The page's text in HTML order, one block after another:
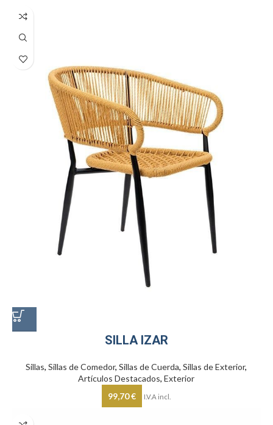
SILLA IZAR
Sillas,Sillas de Comedor,Sillas de Cuerda,Sillas de Exterior,
Artículos Destacados,Exterior
99,70€ I.V.A incl.